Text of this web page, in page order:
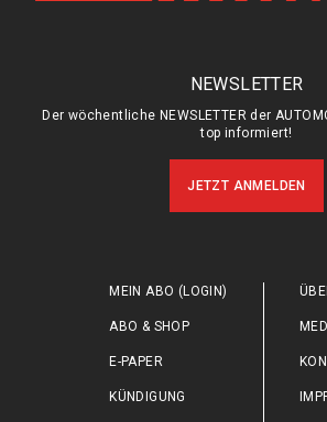
NEWSLETTER
Der wöchentliche NEWSLETTER der
top informiert!
JETZT ANMELDEN
MEIN ABO (LOGIN)
ABO & SHOP
E-PAPER
KÜNDIGUNG